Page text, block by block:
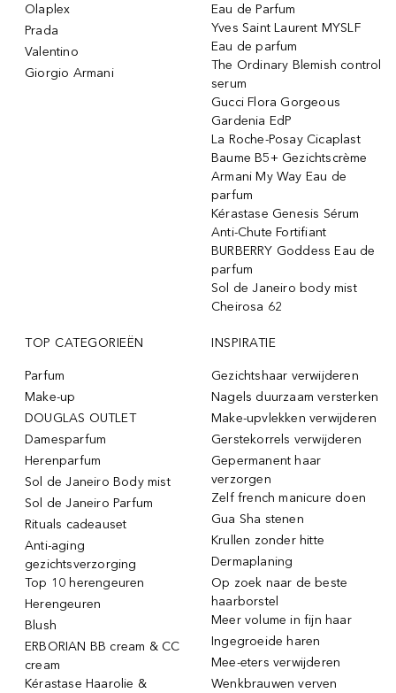
Olaplex
Prada
Valentino
Giorgio Armani
Eau de Parfum
Yves Saint Laurent MYSLF
Eau de parfum
The Ordinary Blemish control
serum
Gucci Flora Gorgeous
Gardenia EdP
La Roche-Posay Cicaplast
Baume B5+ Gezichtscrème
Armani My Way Eau de
parfum
Kérastase Genesis Sérum
Anti-Chute Fortifiant
BURBERRY Goddess Eau de
parfum
Sol de Janeiro body mist
Cheirosa 62
TOP CATEGORIEËN
Parfum
Make-up
DOUGLAS OUTLET
Damesparfum
Herenparfum
Sol de Janeiro Body mist
Sol de Janeiro Parfum
Rituals cadeauset
Anti-aging
gezichtsverzorging
Top 10 herengeuren
Herengeuren
Blush
ERBORIAN BB cream & CC
cream
Kérastase Haarolie &
INSPIRATIE
Gezichtshaar verwijderen
Nagels duurzaam versterken
Make-upvlekken verwijderen
Gerstekorrels verwijderen
Gepermanent haar
verzorgen
Zelf french manicure doen
Gua Sha stenen
Krullen zonder hitte
Dermaplaning
Op zoek naar de beste
haarborstel
Meer volume in fijn haar
Ingegroeide haren
Mee-eters verwijderen
Wenkbrauwen verven